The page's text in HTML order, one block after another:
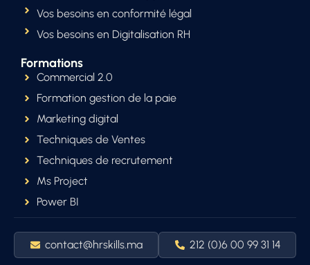
Vos besoins en conformité légal
Vos besoins en Digitalisation RH
Formations
Commercial 2.0
Formation gestion de la paie
Marketing digital
Techniques de Ventes
Techniques de recrutement
Ms Project
Power BI
contact@hrskills.ma 212 (0)6 00 99 31 14